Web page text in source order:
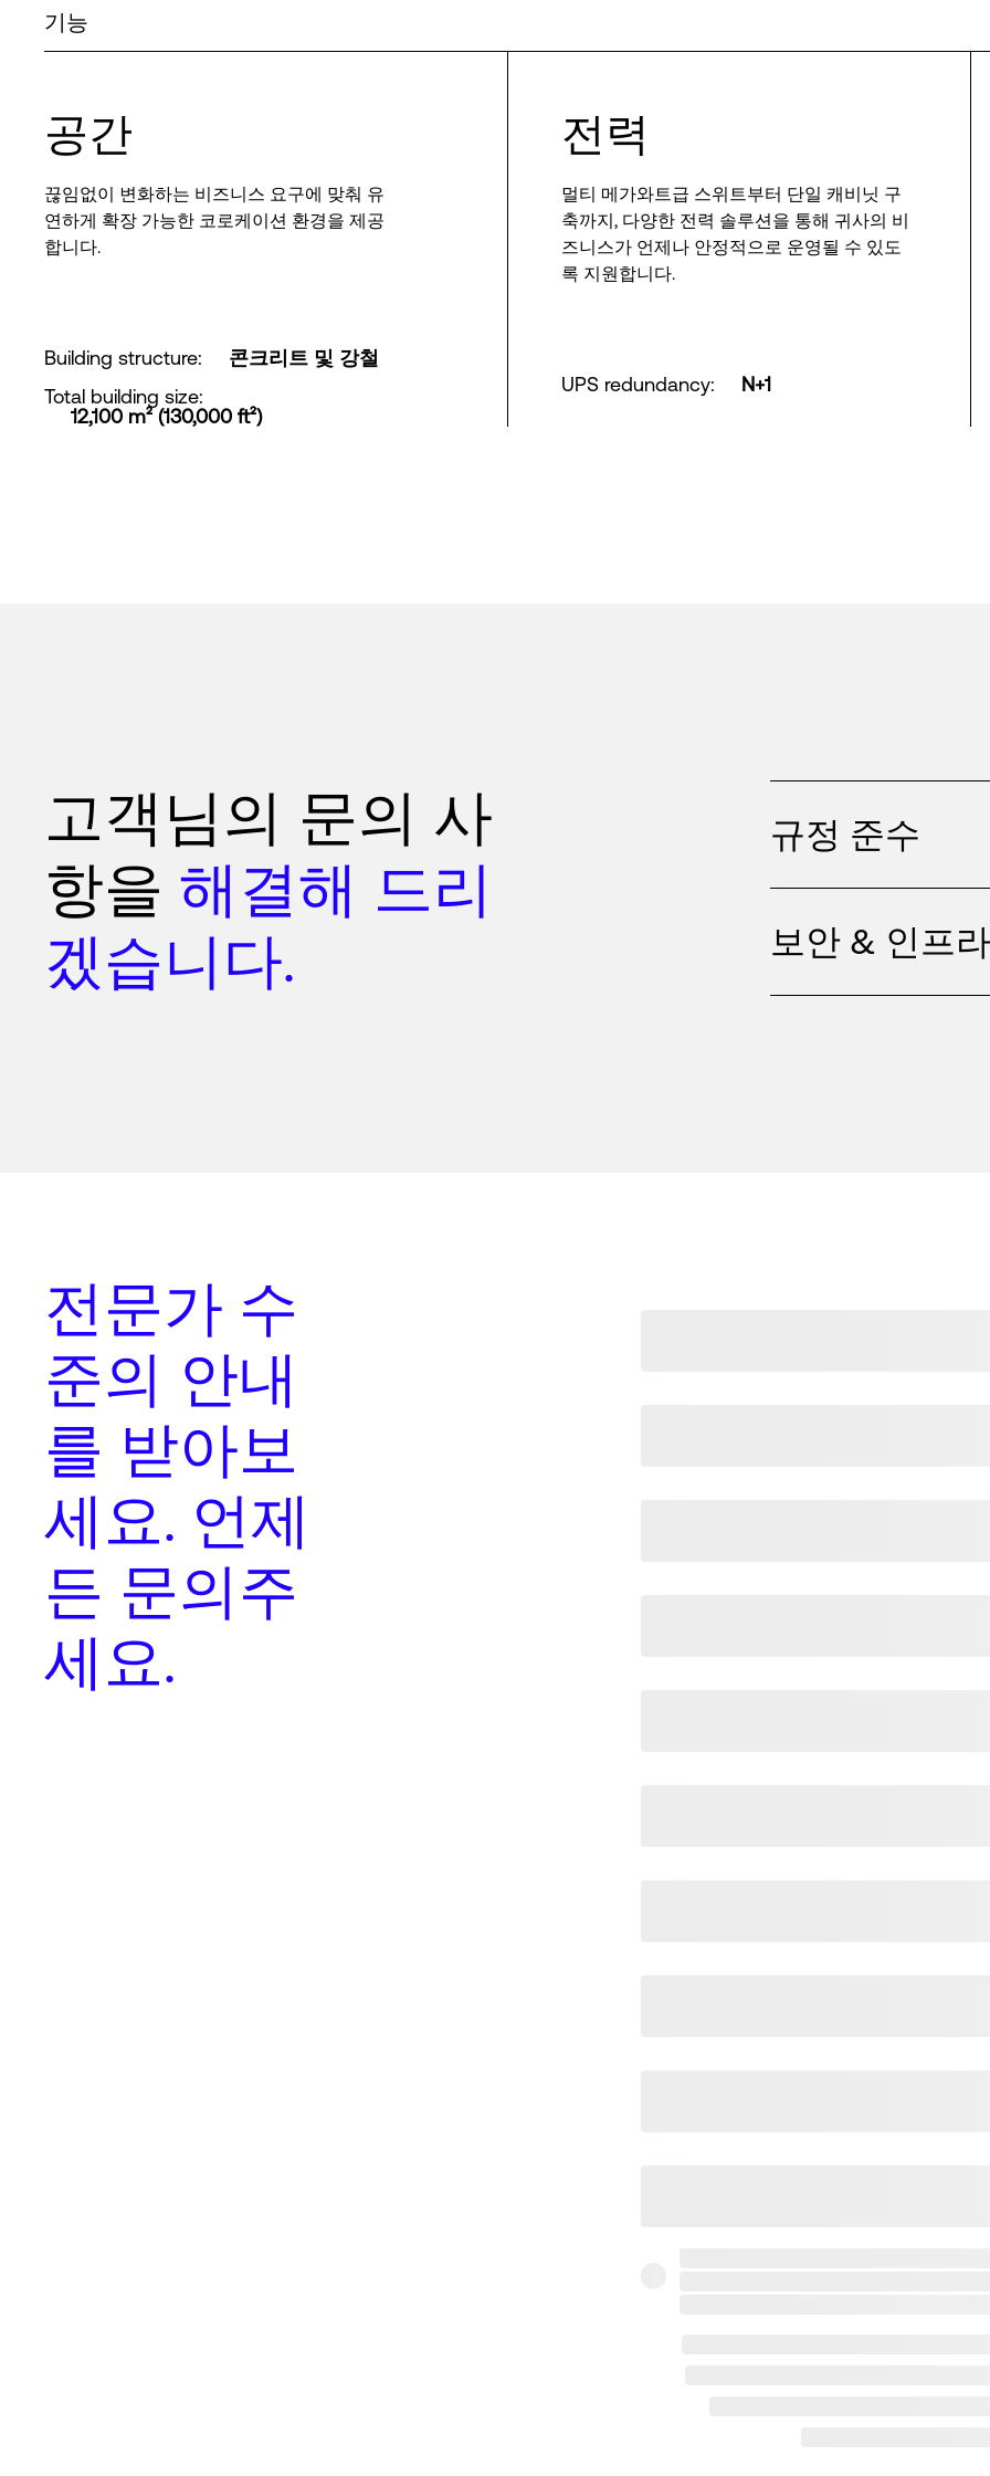
기능
공간
끊임없이 변화하는 비즈니스 요구에 맞춰 유
연하게 확장 가능한 코로케이션 환경을 제공
합니다.
Building structure:
콘크리트 및 강철
Total building size:
12,100 m² (130,000 ft²)
전력
멀티 메가와트급 스위트부터 단일 캐비닛 구
축까지, 다양한 전력 솔루션을 통해 귀사의 비
즈니스가 언제나 안정적으로 운영될 수 있도
록 지원합니다.
UPS redundancy: N+1
고객님의 문의 사
항을 해결해 드리
겠습니다.
규정 준수
보안 & 인프
전문가 수
준의 안내
를 받아보
세요. 언제
든 문의주
세요.